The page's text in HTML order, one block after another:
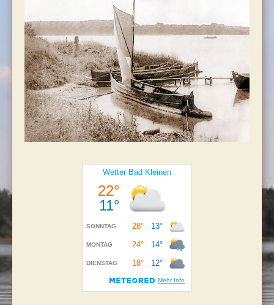
Veranstaltungen
Rund um Schwerin
Rund um Wismar
Mecklenburg - Vorpommern
Gastronomie
Kunst und Kunsthandwerk
TOURIST-INFORMATION